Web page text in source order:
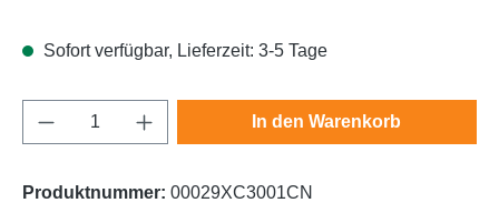
Sofort verfügbar, Lieferzeit: 3-5 Tage
Produkt Anzahl: Gib den gewünschten
In den Warenkorb
Produktnummer: 00029XC3001CN